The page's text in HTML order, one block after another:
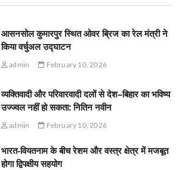
आसनसोल कुमारपुर स्थित ओवर ब्रिज का रेल मंत्री ने
किया वर्चुअल उद्घाटन
admin February 10, 2026
व्यक्तिवादी और परिवारवादी दलों से देश–बिहार का भविष्य
उज्ज्वल नहीं हो सकता: नितिन नवीन
admin February 10, 2026
भारत-वियतनाम के बीच रेशम और वस्त्र क्षेत्र में मजबूत
होगा द्विपक्षीय सहयोग